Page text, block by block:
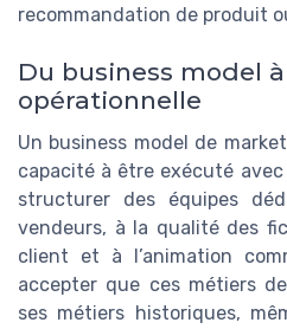
recommandation de produit
Du business model
opérationnelle
Un business model de
capacité à être exécuté
structurer des équipes
vendeurs, à la qualité des
client et à l’animation
accepter que ces métiers
ses métiers historiques,